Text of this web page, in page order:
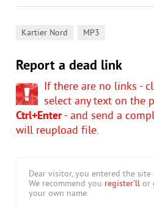
Kartier Nord MP3
Report a dead link
If there are no links -
select any text on the
Ctrl+Enter- and send a
will reupload file.
Dear visitor, you entered the site
We recommend you register'll or
your own name.